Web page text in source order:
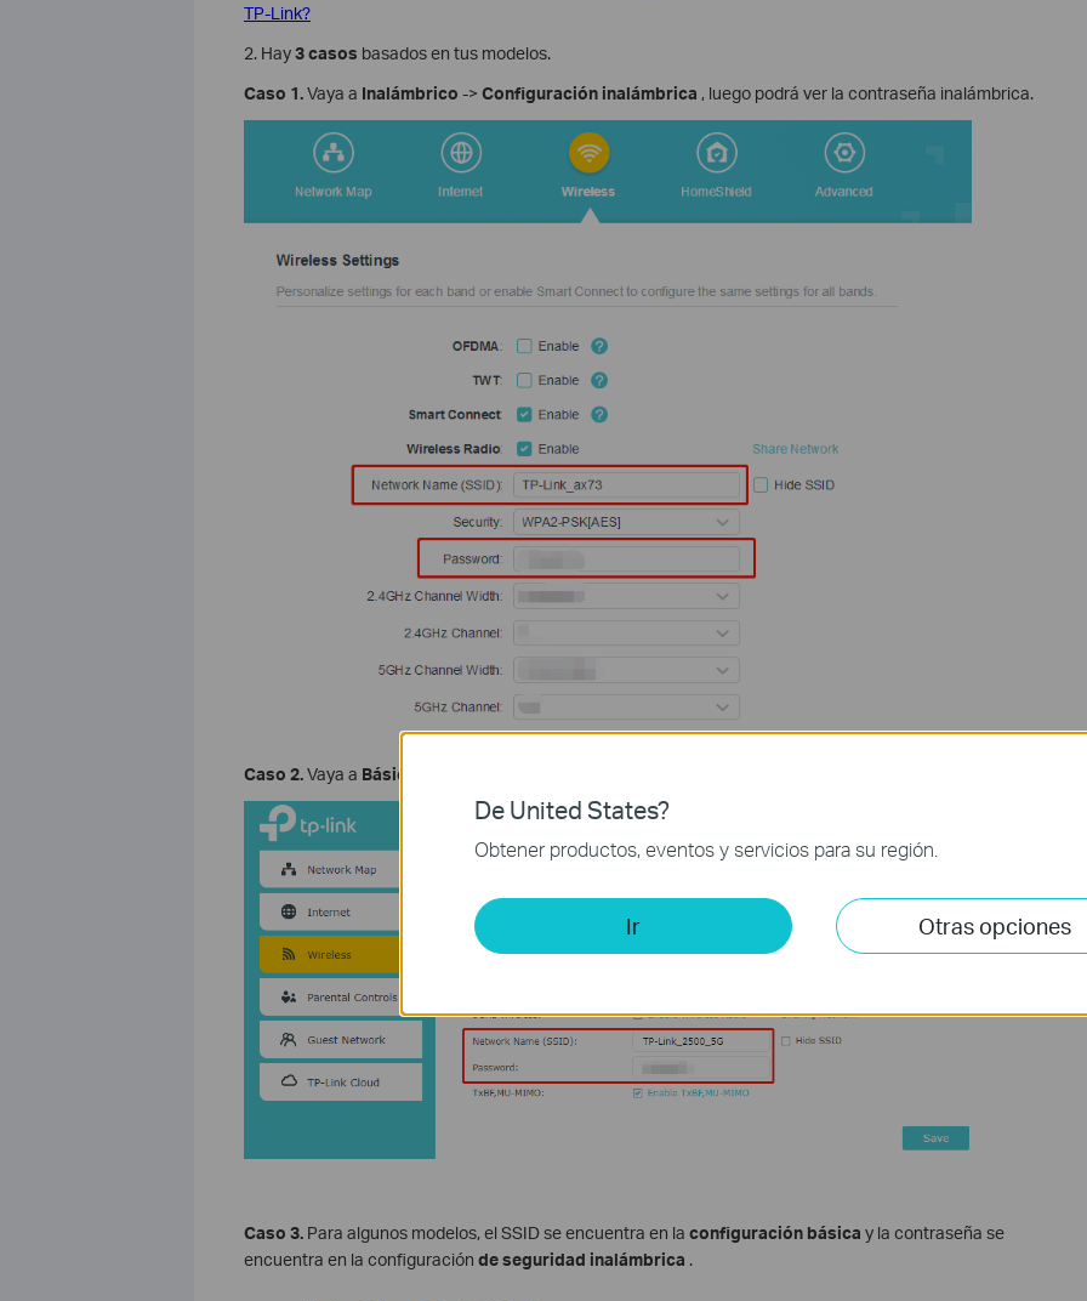
TP-Link?
2. Hay3 casos basados ​​en tus modelos.
Caso 1.Vaya a Inalámbrico -> Configuración inalámbrica , luego podrá ver la contraseña inalámbrica.
Caso 2.Vaya a Básico
Caso 3.Para algunos modelos, el SSID se encuentra en la configuración básica y la contraseña se
encuentra en la configuración de seguridad inalámbrica .
De United States?
Obtener productos, eventos y servicios para su región.
Ir Otras opciones